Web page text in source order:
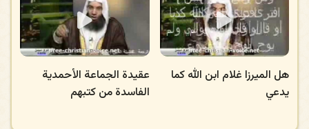
هل الميرزا غلام ابن الله كما
يدعي
عقيدة الجماعة الأحمدية
الفاسدة من كتبهم